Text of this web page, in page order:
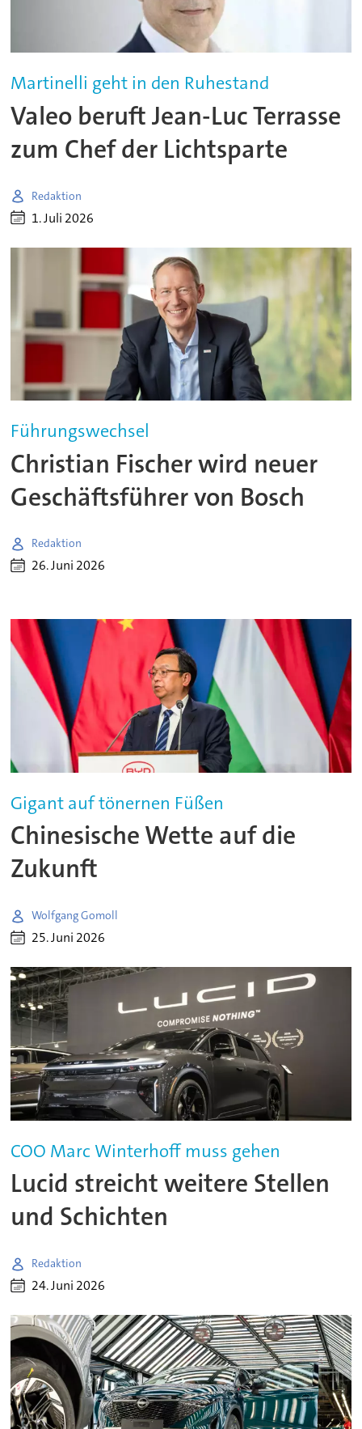
Martinelli geht in den Ruhestand
Valeo beruft Jean-Luc Terrasse
zum Chef der Lichtsparte
Redaktion
1. Juli 2026
Führungswechsel
Christian Fischer wird neuer
Geschäftsführer von Bosch
Redaktion
26. Juni 2026
Gigant auf tönernen Füßen
Chinesische Wette auf die
Zukunft
Wolfgang Gomoll
25. Juni 2026
COO Marc Winterhoff muss gehen
Lucid streicht weitere Stellen
und Schichten
Redaktion
24. Juni 2026